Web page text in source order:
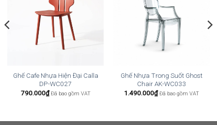
Ghế Cafe Nhựa Hiện Đại Calla
DP-WC027
790.000₫ Đã bao gồm VAT
Ghế Nhựa Trong Suốt Ghost
Chair AK-WC033
1.490.000₫ Đã bao gồm VAT